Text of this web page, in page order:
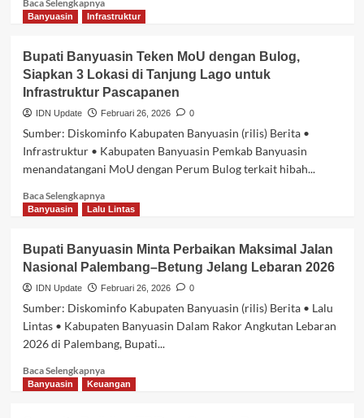
dengan
BPTD
Baca Selengkapnya
selengkapnya
Dishub
Banyuasin
Hadiri
Sinergi
Mandiri–
Pemkab,
Dorong
Keuangan
untuk
Banyuasin Infrastruktur
Bupati Banyuasin Teken MoU dengan Bulog,
Siapkan 3 Lokasi di Tanjung Lago untuk
Infrastruktur Pascapanen
IDN Update Februari 26, 2026 0
Sumber: Diskominfo Kabupaten Banyuasin (rilis) Berita •
Infrastruktur • Kabupaten Banyuasin Pemkab Banyuasin
menandatangani MoU dengan Perum Bulog terkait hibah...
Baca SelengkapnyaBaca
selengkapnya
Banyuasin
Teken
MoU
Siapkan
3
di
Tanjung
Banyuasin Lalu Lintas
Bupati Banyuasin Minta Perbaikan Maksimal Jalan
Nasional Palembang–Betung Jelang Lebaran 2026
IDN Update Februari 26, 2026 0
Sumber: Diskominfo Kabupaten Banyuasin (rilis) Berita • Lalu
Lintas • Kabupaten Banyuasin Dalam Rakor Angkutan Lebaran
2026 di Palembang, Bupati...
Baca SelengkapnyaBaca
selengkapnya
Banyuasin Keuangan